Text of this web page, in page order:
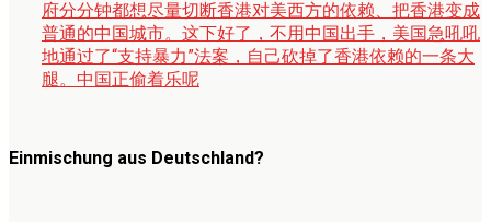
府分分钟都想尽量切断香港对美西方的依赖、把香港变成
普通的中国城市。这下好了，不用中国出手，美国急吼吼
地通过了“支持暴力”法案，自己砍掉了香港依赖的一条大
腿。中国正偷着乐呢
Einmischung aus Deutschland?